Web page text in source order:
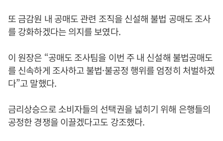
또 금감원 내 공매도 관련 조직을 신설해 불법 공매도 조사
를 강화하겠다는 의지를 보였다.
이 원장은 “공매도 조사팀을 이번 주 내 신설해 불법공매도
를 신속하게 조사하고 불법·불공정 행위를 엄정히 처벌하겠
다”고 말했다.
금리상승으로 소비자들의 선택권을 넓히기 위해 은행들의
공정한 경쟁을 이끌겠다고도 강조했다.